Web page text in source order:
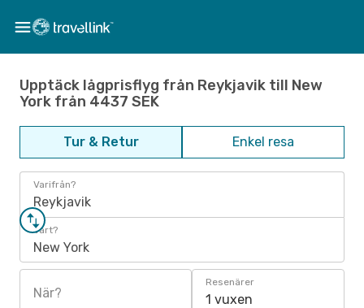
Upptäck lågprisflyg från Reykjavik till New
York från 4437 SEK
Tur & Retur Enkel resa
Varifrån?
Reykjavik
Vart?
New York
När?
Resenärer
1 vuxen